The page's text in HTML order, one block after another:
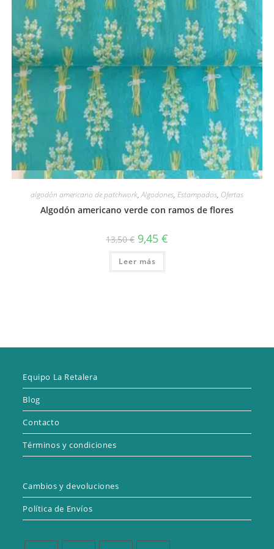
Vista rápida
algodón americano de patchwork,Algodones, Estampados, Ofertas
Algodón americano verde con ramos de flores
13,50€ El
precio
original
era:
13,50 €.
9,45 €
Leer más
Equipo La Retalera
Blog
Contacto
Términos y condiciones
Cambios y devoluciones
Política de Envíos